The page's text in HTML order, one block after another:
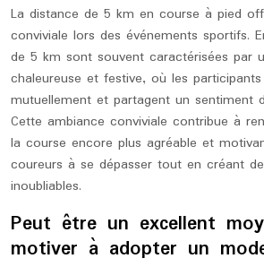
La distance de 5 km en course à pied
conviviale lors des événements sportifs.
de 5 km sont souvent caractérisées par
chaleureuse et festive, où les
mutuellement et partagent un sentiment
Cette ambiance conviviale contribue à
la course encore plus agréable et
coureurs à se dépasser tout en créant
inoubliables.
Peut être un excellent
motiver à adopter un